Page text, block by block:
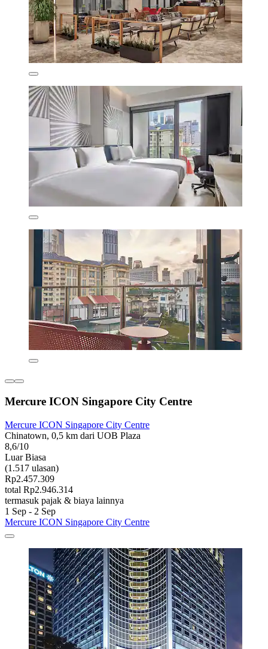
Mercure ICON Singapore City Centre
Mercure ICON Singapore City Centre
Chinatown, 0,5 km dari UOB Plaza
8,6/10
Luar Biasa
(1.517 ulasan)
Rp2.457.309
total Rp2.946.314
termasuk pajak & biaya lainnya
1 Sep - 2 Sep
Mercure ICON Singapore City Centre